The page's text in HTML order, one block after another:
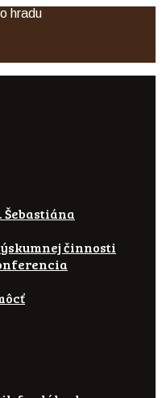
hradu
Šebastiána
činnosti